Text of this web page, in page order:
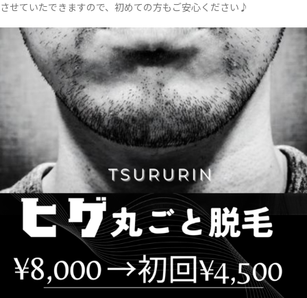
させていたできますので、初めての方もご安心ください♪